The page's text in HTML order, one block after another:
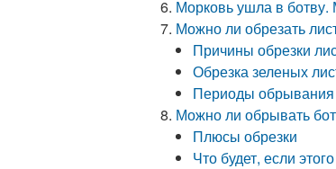
Морковь ушла в ботву.
Можно ли обрезать
Причины обрезки
Обрезка зеленых
Периоды обрывания
Можно ли обрывать
Плюсы обрезки
Что будет, если